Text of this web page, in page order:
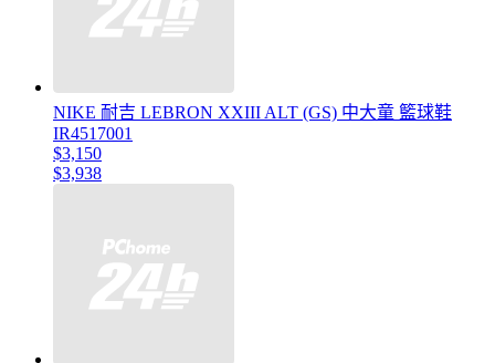
NIKE 耐吉 LEBRON XXIII ALT (GS) 中大童 籃球鞋
IR4517001
$3,150
$3,938